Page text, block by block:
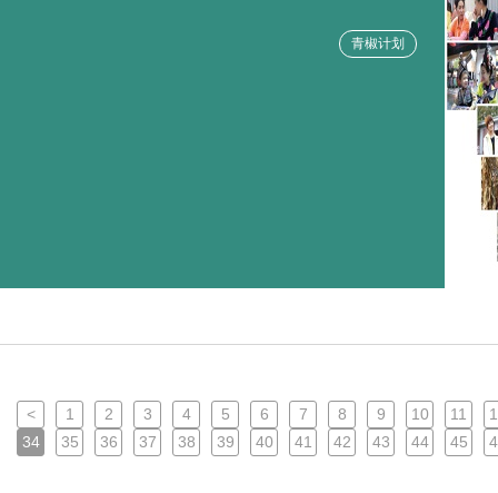
青椒计划
< 1 2 3 4 5 6 7 8 9 10 11
34
35 36 37 38 39 40 41 42 43 44 45